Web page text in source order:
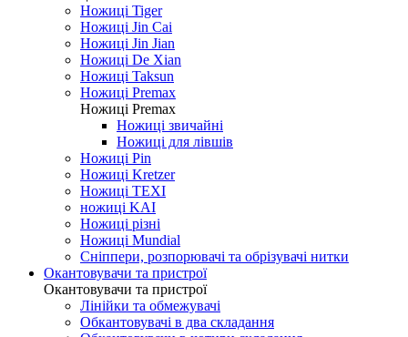
Ножиці Tiger
Ножиці Jin Cai
Ножиці Jin Jian
Ножиці De Xian
Ножиці Taksun
Ножиці Premax
Ножиці Premax
Ножиці звичайні
Ножиці для лівшів
Ножиці Pin
Ножиці Kretzer
Ножиці TEXI
ножиці KAI
Ножиці різні
Ножиці Mundial
Сніппери, розпорювачі та обрізувачі нитки
Окантовувачи та пристрої
Окантовувачи та пристрої
Лінійки та обмежувачі
Обкантовувачі в два складання